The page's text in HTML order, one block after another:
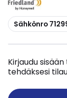
Kopioi
Sähkönro
Kirjaudu
tehdäksesi